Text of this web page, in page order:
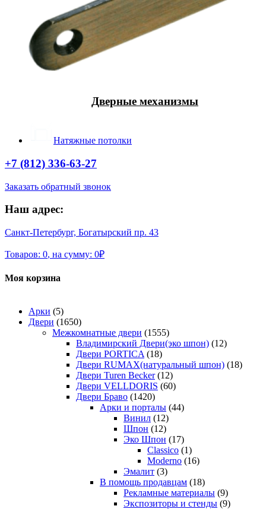
Дверные механизмы
Натяжные потолки
+7 (812) 336-63-27
Заказать обратный звонок
Наш адрес:
Санкт-Петербург, Богатырский пр. 43
Товаров: 0, на сумму: 0₽
Моя корзина
Арки (5)
Двери (1650)
Межкомнатные двери (1555)
Владимирский Двери(эко шпон) (12)
Двери PORTICA (18)
Двери RUMAX(натуральный шпон) (18)
Двери Turen Becker (12)
Двери VELLDORIS (60)
Двери Браво (1420)
Арки и порталы (44)
Винил (12)
Шпон (12)
Эко Шпон (17)
Classico (1)
Moderno (16)
Эмалит (3)
В помощь продавцам (18)
Рекламные материалы (9)
Экспозиторы и стенды (9)